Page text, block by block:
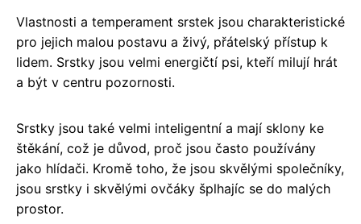
Vlastnosti a temperament srstek jsou charakteristické
pro jejich malou postavu a živý, přátelský přístup k
lidem. Srstky jsou velmi energičtí psi, kteří milují hrát
a být v centru pozornosti.
Srstky jsou také velmi inteligentní a mají sklony ke
štěkání, což je důvod, proč jsou často používány
jako hlídači. Kromě toho, že jsou skvělými společníky,
jsou srstky i skvělými ovčáky šplhajíc se do malých
prostor.